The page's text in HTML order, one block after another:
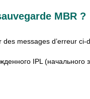
MBR ?
messages d’erreur
IPL (начального